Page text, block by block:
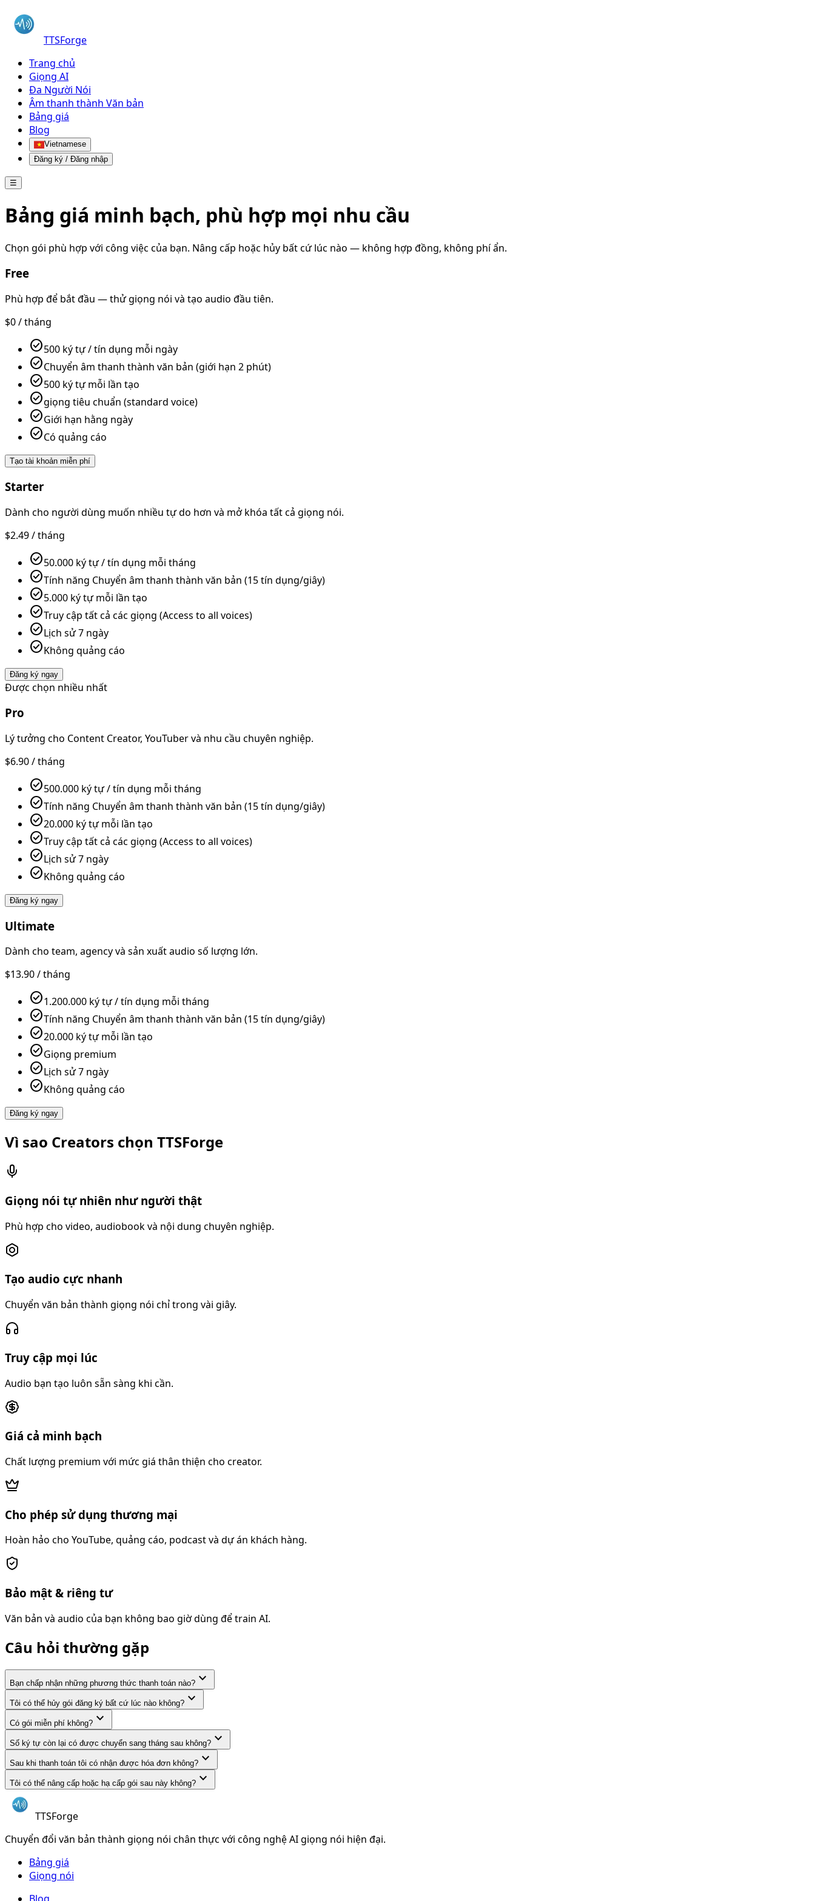
TTSForge
Trang chủ
Giọng AI
Đa Người Nói
Âm thanh thành Văn bản
Bảng giá
Blog
Vietnamese
Đăng ký / Đăng nhập
☰
Bảng giá minh bạch, phù hợp mọi nhu cầu
Chọn gói phù hợp với công việc của bạn. Nâng cấp hoặc hủy bất cứ lúc nào — không hợp đồng, không phí ẩn.
Free
Phù hợp để bắt đầu — thử giọng nói và tạo audio đầu tiên.
$0/ tháng
check_circle500 ký tự / tín dụng mỗi ngày
check_circleChuyển âm thanh thành văn bản (giới hạn 2 phút)
check_circle500 ký tự mỗi lần tạo
check_circlegiọng tiêu chuẩn (standard voice)
check_circleGiới hạn hằng ngày
check_circleCó quảng cáo
Tạo tài khoản miễn phí
Starter
Dành cho người dùng muốn nhiều tự do hơn và mở khóa tất cả giọng nói.
$2.49/ tháng
check_circle50.000 ký tự / tín dụng mỗi tháng
check_circleTính năng Chuyển âm thanh thành văn bản (15 tín dụng/giây)
check_circle5.000 ký tự mỗi lần tạo
check_circleTruy cập tất cả các giọng (Access to all voices)
check_circleLịch sử 7 ngày
check_circleKhông quảng cáo
Đăng ký ngay
Được chọn nhiều nhất
Pro
Lý tưởng cho Content Creator, YouTuber và nhu cầu chuyên nghiệp.
$6.90/ tháng
check_circle500.000 ký tự / tín dụng mỗi tháng
check_circleTính năng Chuyển âm thanh thành văn bản (15 tín dụng/giây)
check_circle20.000 ký tự mỗi lần tạo
check_circleTruy cập tất cả các giọng (Access to all voices)
check_circleLịch sử 7 ngày
check_circleKhông quảng cáo
Đăng ký ngay
Ultimate
Dành cho team, agency và sản xuất audio số lượng lớn.
$13.90/ tháng
check_circle1.200.000 ký tự / tín dụng mỗi tháng
check_circleTính năng Chuyển âm thanh thành văn bản (15 tín dụng/giây)
check_circle20.000 ký tự mỗi lần tạo
check_circleGiọng premium
check_circleLịch sử 7 ngày
check_circleKhông quảng cáo
Đăng ký ngay
Vì sao Creators chọn TTSForge
Giọng nói tự nhiên như người thật
Phù hợp cho video, audiobook và nội dung chuyên nghiệp.
Tạo audio cực nhanh
Chuyển văn bản thành giọng nói chỉ trong vài giây.
Truy cập mọi lúc
Audio bạn tạo luôn sẵn sàng khi cần.
Giá cả minh bạch
Chất lượng premium với mức giá thân thiện cho creator.
Cho phép sử dụng thương mại
Hoàn hảo cho YouTube, quảng cáo, podcast và dự án khách hàng.
Bảo mật & riêng tư
Văn bản và audio của bạn không bao giờ dùng để train AI.
Câu hỏi thường gặp
Bạn chấp nhận những phương thức thanh toán nào? expand_more
Tôi có thể hủy gói đăng ký bất cứ lúc nào không? expand_more
Có gói miễn phí không? expand_more
Số ký tự còn lại có được chuyển sang tháng sau không? expand_more
Sau khi thanh toán tôi có nhận được hóa đơn không? expand_more
Tôi có thể nâng cấp hoặc hạ cấp gói sau này không? expand_more
TTSForge
Chuyển đổi văn bản thành giọng nói chân thực với công nghệ AI giọng nói hiện đại.
Bảng giá
Giọng nói